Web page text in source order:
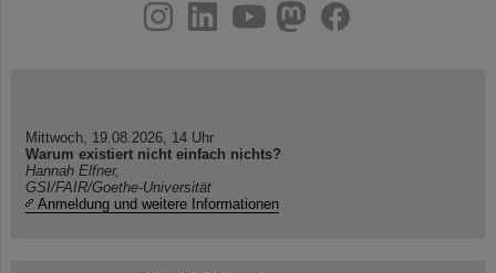
youtube
helmholtz.social
facebook
Mittwoch, 19.08.2026, 14 Uhr
Warum existiert nicht einfach nichts?
Hannah Elfner,
GSI/FAIR/Goethe-Universität
Anmeldung und weitere Informationen